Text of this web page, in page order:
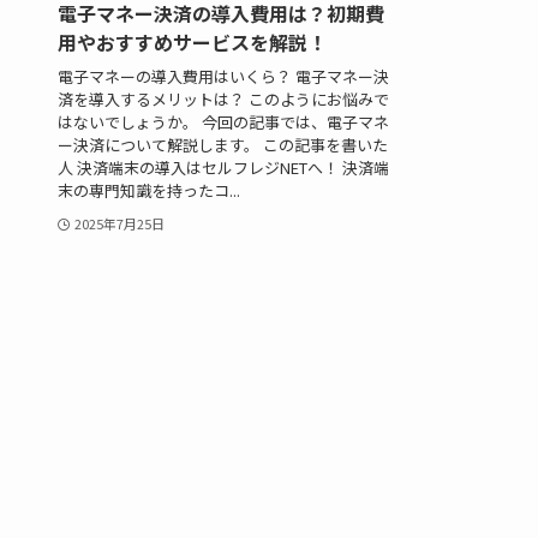
電子マネー決済の導入費用は？初期費
用やおすすめサービスを解説！
電子マネーの導入費用はいくら？ 電子マネー決
済を導入するメリットは？ このようにお悩みで
はないでしょうか。 今回の記事では、電子マネ
ー決済について解説します。 この記事を書いた
人 決済端末の導入はセルフレジNETへ！ 決済端
末の専門知識を持ったコ...
2025年7月25日